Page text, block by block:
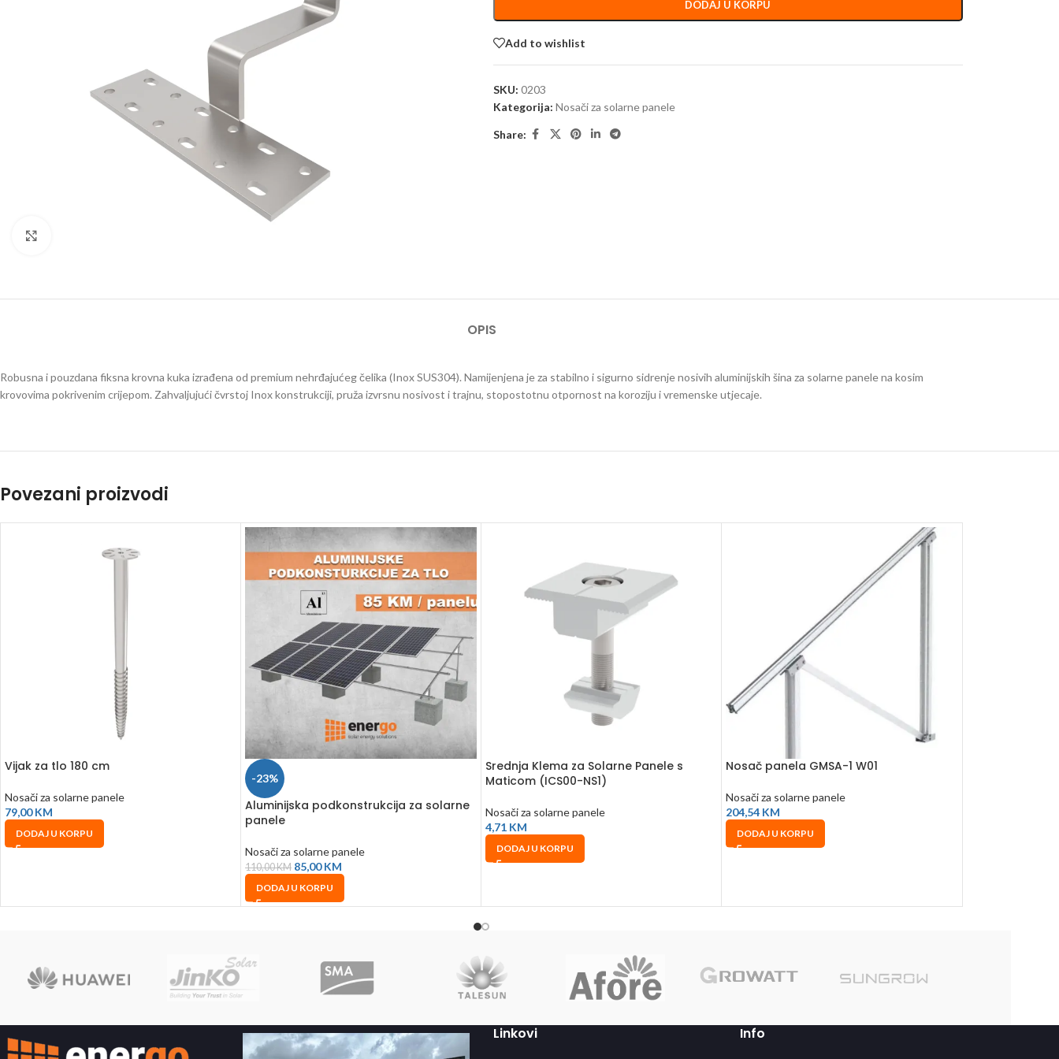
DODAJ U KORPU
Add to wishlist
SKU: 0203
Kategorija: Nosači za solarne panele
Share:
OPIS
Robusna i pouzdana fiksna krovna kuka izrađena od premium nehrđajućeg čelika (Inox SUS304). Namijenjena je za stabilno i sigurno sidrenje nosivih aluminijskih šina za solarne panele na kosim
krovovima pokrivenim crijepom. Zahvaljujući čvrstoj Inox konstrukciji, pruža izvrsnu nosivost i trajnu, stopostotnu otpornost na koroziju i vremenske utjecaje.
Povezani proizvodi
Vijak za tlo 180 cm
Nosači za solarne panele
79,00KM
DODAJ U KORPU
-23%
Aluminijska podkonstrukcija za solarne
panele
Nosači za solarne panele
110,00KM 85,00KM
DODAJ U KORPU
Srednja Klema za Solarne Panele s
Maticom (ICS00-NS1)
Nosači za solarne panele
4,71 KM
DODAJ U KORPU
Nosač panela GMSA-1 W01
Nosači za solarne panele
204,54 KM
DODAJ U KORPU
Linkovi Info